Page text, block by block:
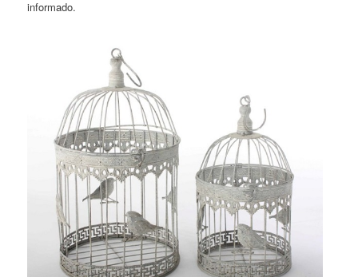
informado.